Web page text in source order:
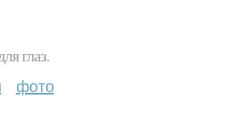
глаз.
фото